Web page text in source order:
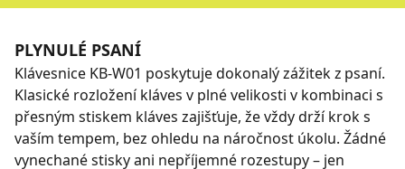
PLYNULÉ PSANÍ
Klávesnice KB-W01 poskytuje dokonalý zážitek z psaní.
Klasické rozložení kláves v plné velikosti v kombinaci s
přesným stiskem kláves zajišťuje, že vždy drží krok s
vaším tempem, bez ohledu na náročnost úkolu. Žádné
vynechané stisky ani nepříjemné rozestupy – jen